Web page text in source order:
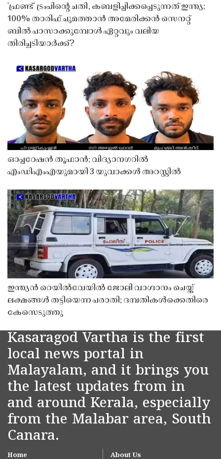
'ഫ്രണ്ട്' ട്രംപിന്റെ ചതി, കബളിപ്പിക്കപ്പെടുന്നത് ഇന്ത്യ;
100% താരിഫ് ചുമത്താൻ അമേരിക്കൻ സെനറ്റ്
ബിൽ പാസാക്കുമ്പോൾ ഏറ്റവും വലിയ
തിരിച്ചടിയാർക്ക്?
ഓപ്പറേഷൻ തൂഫാൻ; വിദ്യാനഗറിൽ
എംഡിഎംഎയുമായി 3 യുവാക്കൾ അറസ്റ്റിൽ
ഇന്ത്യൻ റെയിൽവേയിൽ ജോലി വാഗ്ദാനം ചെയ്ത്
ലക്ഷങ്ങൾ തട്ടിയെന്ന പരാതി; ദമ്പതികൾക്കെതിരെ
കേസെടുത്തു
Kasaragod Vartha is the first
local news portal in
Malayalam, and it brings you
the latest updates from in
and around Kerala, especially
from the Malabar area, South
Canara.
Home About Us